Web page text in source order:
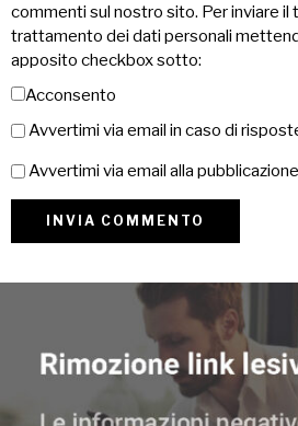
commenti sul nostro sito. Per inviare
trattamento dei dati personali
apposito checkbox sotto:
Acconsento
Avvertimi via email in caso di
Avvertimi via email alla